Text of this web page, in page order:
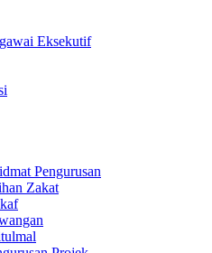
Eksekutif
Pengurusan
Zakat